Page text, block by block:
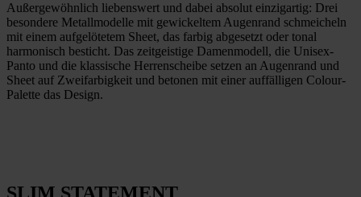
Außergewöhnlich liebenswert und dabei absolut einzigartig: Drei
besondere Metallmodelle mit gewickeltem Augenrand schmeicheln
mit einem aufgelötetem Sheet, das farbig abgesetzt oder tonal
harmonisch besticht. Das zeitgeistige Damenmodell, die Unisex-
Panto und die klassische Herrenscheibe setzen an Augenrand und
Sheet auf Zweifarbigkeit und betonen mit einer auffälligen Colour-
Palette das Design.